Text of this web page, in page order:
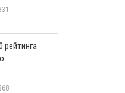
рейтинга